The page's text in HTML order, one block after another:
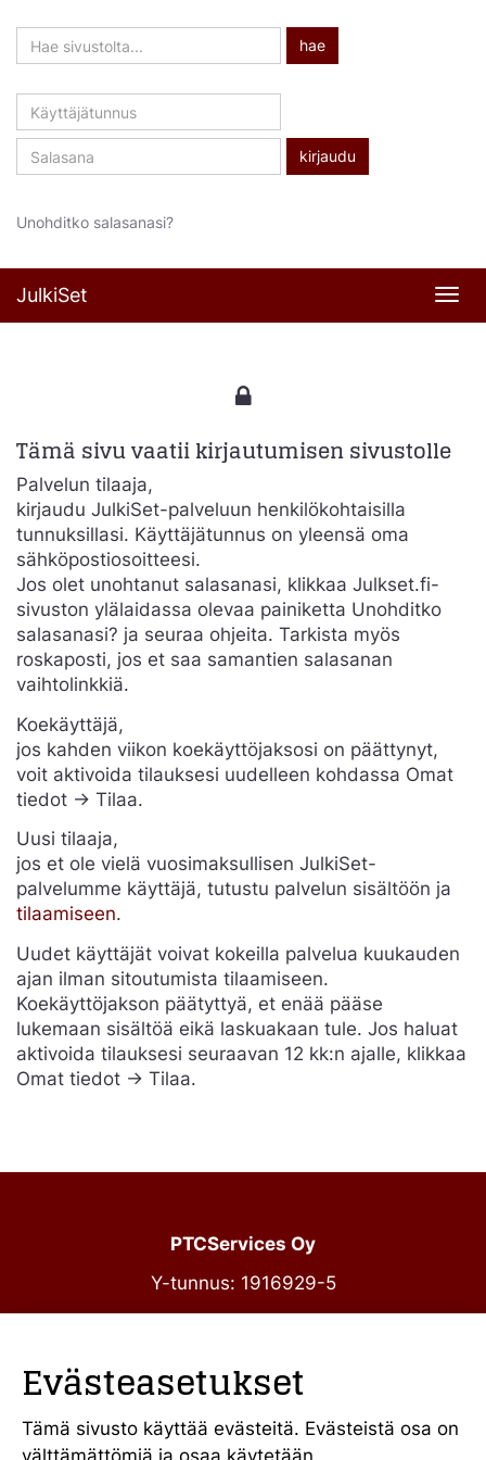
Hae
sivustolta
hae
Käyttäjätunnus
Salasana
Unohditko salasanasi?
JulkiSet
Tämä sivu vaatii kirjautumisen sivustolle
Palvelun tilaaja,
kirjaudu JulkiSet-palveluun henkilökohtaisilla
tunnuksillasi. Käyttäjätunnus on yleensä oma
sähköpostiosoitteesi.
Jos olet unohtanut salasanasi, klikkaa Julkset.fi-
sivuston ylälaidassa olevaa painiketta Unohditko
salasanasi? ja seuraa ohjeita. Tarkista myös
roskaposti, jos et saa samantien salasanan
vaihtolinkkiä.
Koekäyttäjä,
jos kahden viikon koekäyttöjaksosi on päättynyt,
voit aktivoida tilauksesi uudelleen kohdassa Omat
tiedot -> Tilaa.
Uusi tilaaja,
jos et ole vielä vuosimaksullisen JulkiSet-
palvelumme käyttäjä, tutustu palvelun sisältöön ja
tilaamiseen.
Uudet käyttäjät voivat kokeilla palvelua kuukauden
ajan ilman sitoutumista tilaamiseen.
Koekäyttöjakson päätyttyä, et enää pääse
lukemaan sisältöä eikä laskuakaan tule. Jos haluat
aktivoida tilauksesi seuraavan 12 kk:n ajalle, klikkaa
Omat tiedot -> Tilaa.
PTCServices Oy
Y-tunnus: 1916929-5
julkiset@ptcs.fi
Vaihde 010 34 19 700
Evästeasetukset
Tämä sivusto käyttää evästeitä. Evästeistä osa on
välttämättömiä ja osaa käytetään